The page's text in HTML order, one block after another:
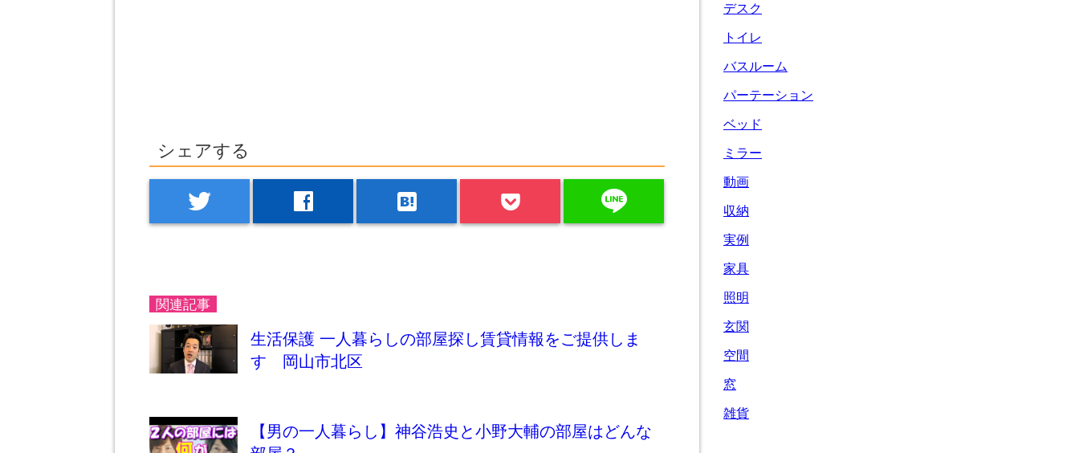
シェアする
twitter facebook hatenabookmark line
関連記事
生活保護 一人暮らしの部屋探し賃貸情報をご提供しま
す 岡山市北区
【男の一人暮らし】神谷浩史と小野大輔の部屋はどんな
デスク
トイレ
バスルーム
パーテーション
ベッド
ミラー
動画
収納
実例
家具
照明
玄関
空間
窓
雑貨